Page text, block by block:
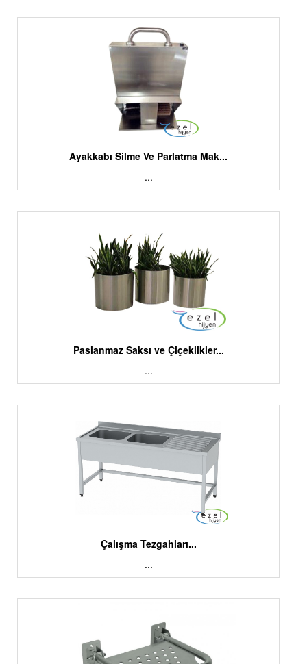
Ayakkabı Silme Ve Parlatma Mak...
...
Paslanmaz Saksı ve Çiçeklikler...
...
Çalışma Tezgahları...
...